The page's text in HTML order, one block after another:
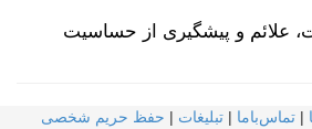
علائم و پیشگیری از حساسیت
| تماس‌با‌ما | تبلیغات | حفظ حریم شخصی